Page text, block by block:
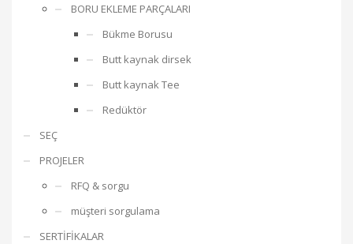
BORU EKLEME PARÇALARI
Bükme Borusu
Butt kaynak dirsek
Butt kaynak Tee
Redüktör
SEÇ
PROJELER
RFQ & sorgu
müşteri sorgulama
SERTİFİKALAR